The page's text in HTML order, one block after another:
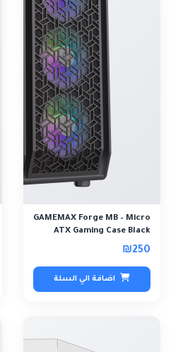
GAMEMAX Forge MB – Micro
ATX Gaming Case Black
₪250
اضافة الي السلة